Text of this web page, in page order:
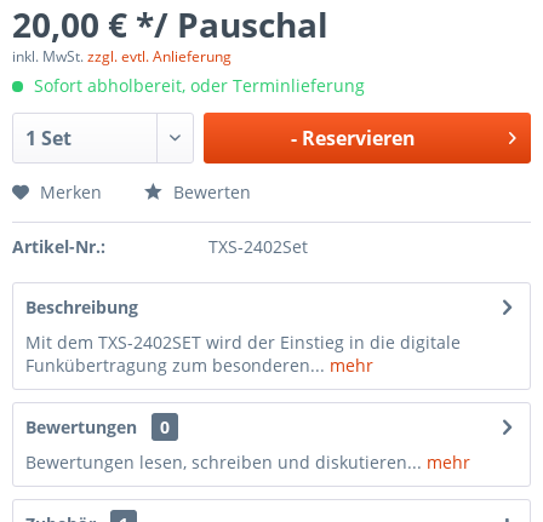
20,00 € */ Pauschal
inkl. MwSt.zzgl. evtl. Anlieferung
Sofort abholbereit, oder Terminlieferung
- Reservieren
Merken Bewerten
Artikel-Nr.: TXS-2402Set
Beschreibung
Mit dem TXS-2402SET wird der Einstieg in die digitale
Funkübertragung zum besonderen... mehr
Bewertungen
0
Bewertungen lesen, schreiben und diskutieren... mehr